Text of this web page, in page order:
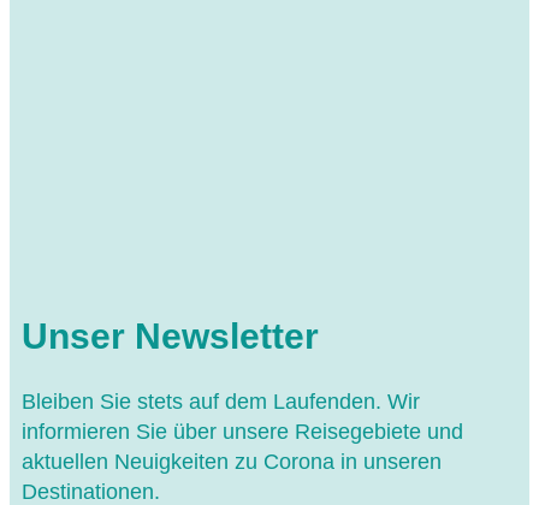
Unser Newsletter
Bleiben Sie stets auf dem Laufenden. Wir
informieren Sie über unsere Reisegebiete und
aktuellen Neuigkeiten zu Corona in unseren
Destinationen.